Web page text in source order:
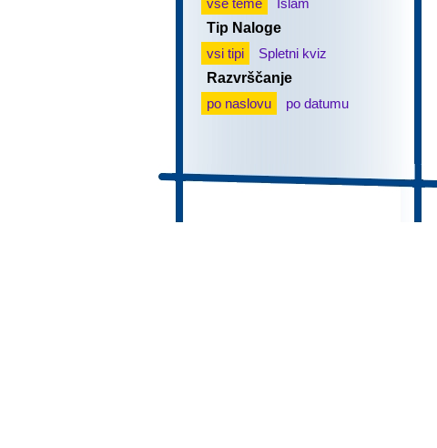
vse teme
Islam
Tip Naloge
vsi tipi
Spletni kviz
Razvrščanje
po naslovu
po datumu